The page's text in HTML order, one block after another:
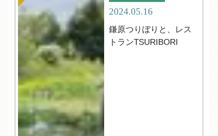
2024.05.16
鎌原つりぼりと、レス
トランTSURIBORI